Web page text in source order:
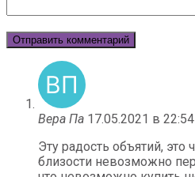
Вера Па 17.05.2021 в 22:54
Эту радость объятий,
близости невозможно